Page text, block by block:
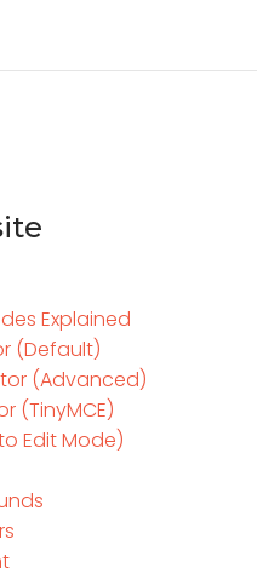
Explained
(Default)
(Advanced)
(TinyMCE)
Edit Mode)